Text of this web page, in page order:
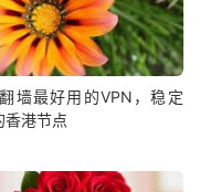
墙最好用的VPN，稳定
香港节点